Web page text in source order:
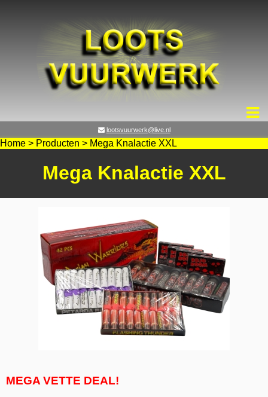
lootsvuurwerk@live.nl
Home > Producten > Mega Knalactie XXL
Mega Knalactie XXL
MEGA VETTE DEAL!